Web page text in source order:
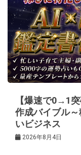
ー
シ
ョ
ン【爆速で0→1
作成バイブル
いビジネス
2026年8月4日